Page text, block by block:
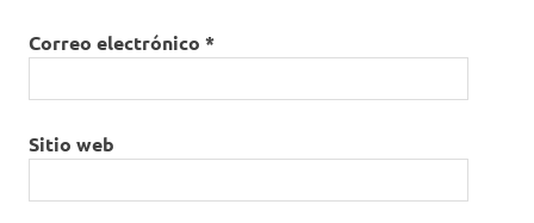
Correo electrónico *
Sitio web